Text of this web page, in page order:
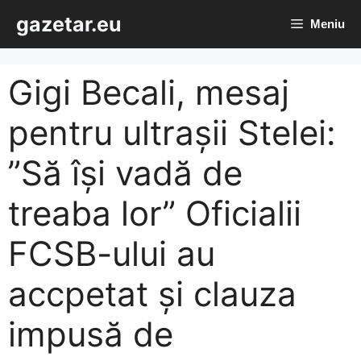
conținut
gazetar.eu Meniu
Gigi Becali, mesaj
pentru ultrașii Stelei:
”Să își vadă de
treaba lor” Oficialii
FCSB-ului au
accpetat și clauza
impusă de